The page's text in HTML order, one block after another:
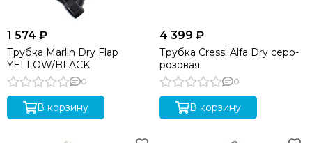
1 574 ₽
Трубка Marlin Dry Flap
YELLOW/BLACK
0
В корзину
4 399 ₽
Трубка Cressi Alfa Dry серо-
розовая
0
В корзину